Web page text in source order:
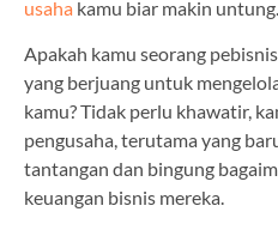
usaha kamu biar makin untung.
Apakah kamu seorang
yang berjuang untuk
kamu? Tidak perlu khawatir,
pengusaha, terutama yang
tantangan dan bingung
keuangan bisnis mereka.